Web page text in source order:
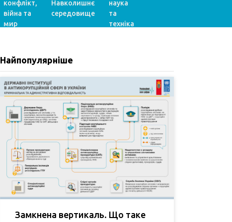
конфлікт,
війна та
мир
Навколишнє
середовище
наука
та
техніка
Найпопулярніше
Замкнена вертикаль. Що таке